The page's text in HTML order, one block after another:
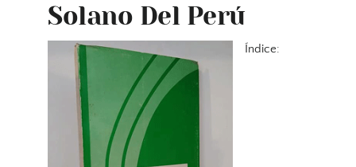
Solano Del Perú
Índice: